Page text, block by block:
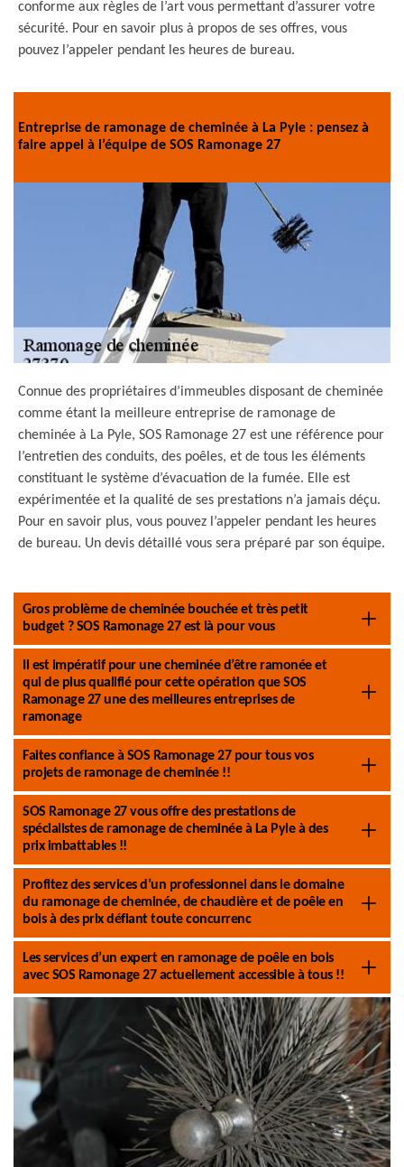
conforme aux règles de l’art vous permettant d’assurer votre
sécurité. Pour en savoir plus à propos de ses offres, vous
pouvez l’appeler pendant les heures de bureau.
Entreprise de ramonage de cheminée à La Pyle : pensez à
faire appel à l’équipe de SOS Ramonage 27
Connue des propriétaires d’immeubles disposant de cheminée
comme étant la meilleure entreprise de ramonage de
cheminée à La Pyle, SOS Ramonage 27 est une référence pour
l’entretien des conduits, des poêles, et de tous les éléments
constituant le système d’évacuation de la fumée. Elle est
expérimentée et la qualité de ses prestations n’a jamais déçu.
Pour en savoir plus, vous pouvez l’appeler pendant les heures
de bureau. Un devis détaillé vous sera préparé par son équipe.
Gros problème de cheminée bouchée et très petit
budget ? SOS Ramonage 27 est là pour vous
Il est impératif pour une cheminée d’être ramonée et
qui de plus qualifié pour cette opération que SOS
Ramonage 27 une des meilleures entreprises de
ramonage
Faites confiance à SOS Ramonage 27 pour tous vos
projets de ramonage de cheminée !!
SOS Ramonage 27 vous offre des prestations de
spécialistes de ramonage de cheminée à La Pyle à des
prix imbattables !!
Profitez des services d’un professionnel dans le domaine
du ramonage de cheminée, de chaudière et de poêle en
bois à des prix défiant toute concurrenc
Les services d’un expert en ramonage de poêle en bois
avec SOS Ramonage 27 actuellement accessible à tous !!